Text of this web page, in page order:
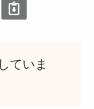
ていま